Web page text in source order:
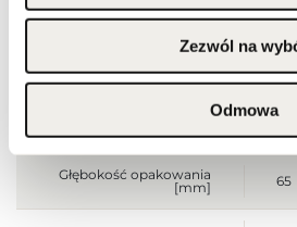
Zezwól na
Odmowa
[mm]
65
[mm]
Głębokość opakowania
[mm]
65